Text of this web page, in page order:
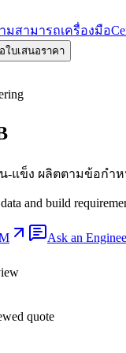
มสามารถเครื่องมือ
ใบเสนอราคา
-แข็ง ผลิตตามข้อกำ
and build
Ask an
quote